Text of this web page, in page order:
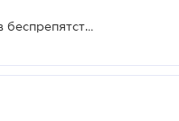
В Киеве появится карта объектов беспрепятственного доступа для населения